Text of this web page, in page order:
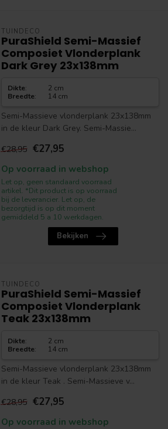
TUINDECO
PuraShield Semi-Massief
Composiet Vlonderplank
Dark Grey 23x138mm
Dikte:
2 cm
Breedte: 14 cm
Semi-Massieve vlonderplank 23x138mm
in de kleur Dark Grey. Semi-Massie...
€28,95 €27,95
Op voorraad in webshop
Let op, geen standaard voorraad
artikel. *Dit product is op voorraad
bij de leverancier. Let op, de
bezorgtijd is op dit moment
gemiddeld 5 a 10 werkdagen.
Bekijken
TUINDECO
PuraShield Semi-Massief
Composiet Vlonderplank
Teak 23x138mm
Dikte:
2 cm
Breedte: 14 cm
Semi-Massieve vlonderplank 23x138mm
in de kleur Teak . Semi-Massieve v...
€28,95 €27,95
Op voorraad in webshop